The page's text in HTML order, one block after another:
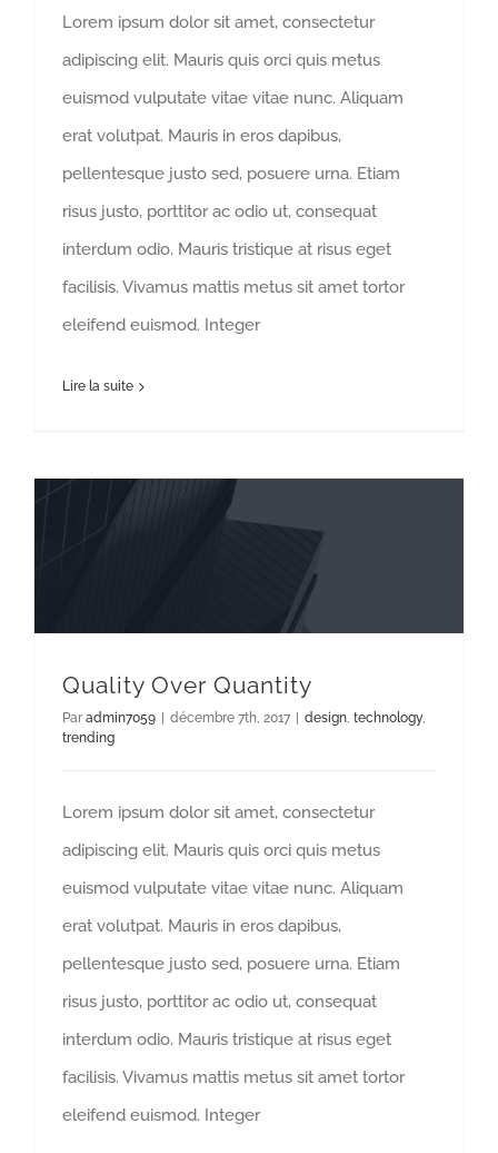
Lorem ipsum dolor sit amet, consectetur
adipiscing elit. Mauris quis orci quis metus
euismod vulputate vitae vitae nunc. Aliquam
erat volutpat. Mauris in eros dapibus,
pellentesque justo sed, posuere urna. Etiam
risus justo, porttitor ac odio ut, consequat
interdum odio. Mauris tristique at risus eget
facilisis. Vivamus mattis metus sit amet tortor
eleifend euismod. Integer
Lire la suite
Quality Over Quantity
Par admin7059 | décembre 7th, 2017 | design technology,
trending
Lorem ipsum dolor sit amet, consectetur
adipiscing elit. Mauris quis orci quis metus
euismod vulputate vitae vitae nunc. Aliquam
erat volutpat. Mauris in eros dapibus,
pellentesque justo sed, posuere urna. Etiam
risus justo, porttitor ac odio ut, consequat
interdum odio. Mauris tristique at risus eget
facilisis. Vivamus mattis metus sit amet tortor
eleifend euismod. Integer